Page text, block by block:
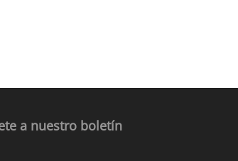
a nuestro boletín